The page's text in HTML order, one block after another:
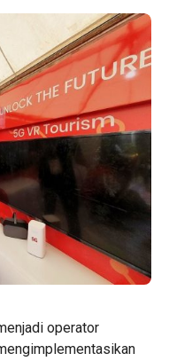
operator